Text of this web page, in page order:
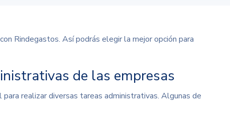
Rindegastos. Así podrás elegir la mejor opción para
de las empresas
realizar diversas tareas administrativas. Algunas de